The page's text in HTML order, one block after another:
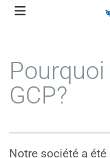
Skip
GCP?
Notre société a été